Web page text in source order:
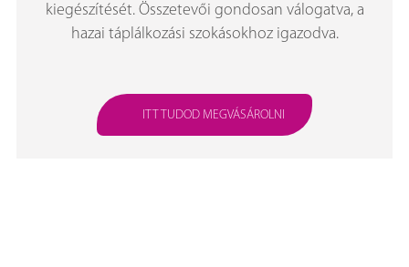
kiegészítését. Összetevői gondosan válogatva, a
hazai táplálkozási szokásokhoz igazodva.
ITT TUDOD MEGVÁSÁROLNI